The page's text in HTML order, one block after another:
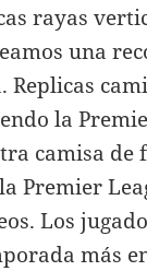
rayas
una
Replicas
la
camisa de
Premier
Los
más